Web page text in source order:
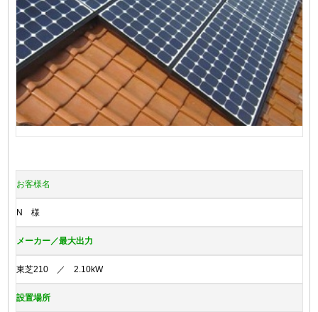
お客様名
N 様
メーカー／最大出力
東芝210 ／ 2.10kW
設置場所